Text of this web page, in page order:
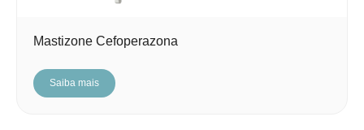
Mastizone Cefoperazona
Saiba mais